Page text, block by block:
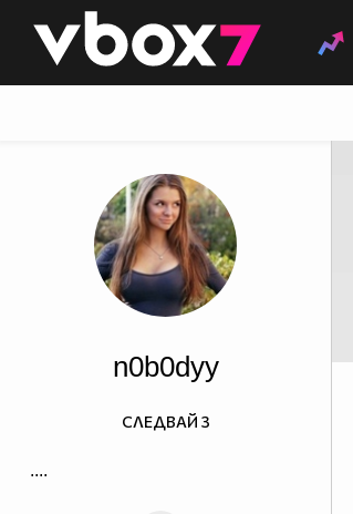
👾
n0b0dyy
....
СЛЕДВАЙ 3